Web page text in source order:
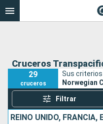
Cruceros
29
cruceros
Sus
Norwegian
Filtrar